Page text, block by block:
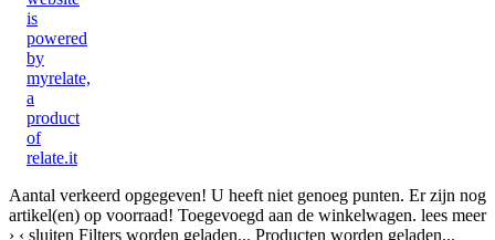
Aantal verkeerd opgegeven! U heeft niet genoeg punten. Er zijn nog
artikel(en) op voorraad! Toegevoegd aan de winkelwagen. lees meer
› ‹ sluiten Filters worden geladen... Producten worden geladen...